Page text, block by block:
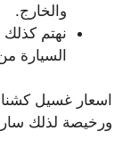
والخارج.
نهتم كذلك
السيارة
اسعار غسيل
ورخيصة لذلك